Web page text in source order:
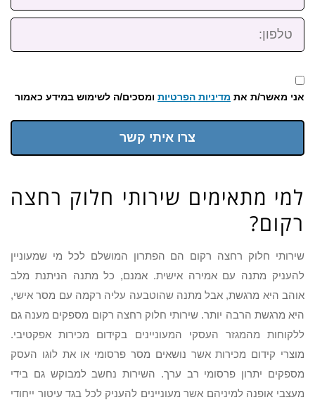
טלפון:
אני מאשר/ת את מדיניות הפרטיות ומסכים/ה לשימוש במידע כאמור
צרו איתי קשר
למי מתאימים שירותי חלוק רחצה
רקום?
שירותי חלוק רחצה רקום הם הפתרון המושלם לכל מי שמעוניין
להעניק מתנה עם אמירה אישית. אמנם, כל מתנה הניתנת מלב
אוהב היא מרגשת, אבל מתנה שהוטבעה עליה רקמה עם מסר אישי,
היא מרגשת הרבה יותר. שירותי חלוק רחצה רקום מספקים מענה גם
ללקוחות מהמגזר העסקי המעוניינים בקידום מכירות אפקטיבי.
מוצרי קידום מכירות אשר נושאים מסר פרסומי או את לוגו העסק
מספקים יתרון פרסומי רב ערך. השירות נחשב למבוקש גם בידי
מעצבי אופנה למיניהם אשר מעוניינים להעניק לכל בגד עיטור ייחודי